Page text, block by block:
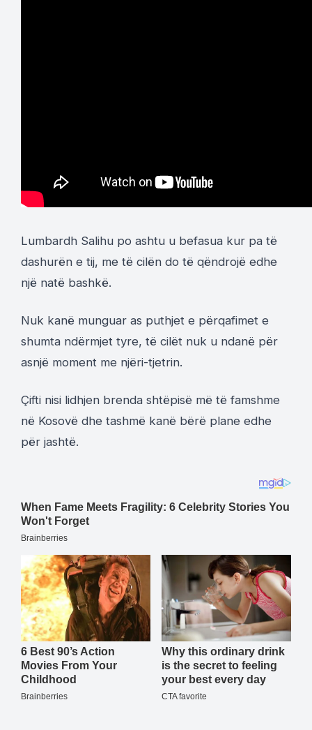
Lumbardh Salihu po ashtu u befasua kur pa të
dashurën e tij, me të cilën do të qëndrojë edhe
një natë bashkë.
Nuk kanë munguar as puthjet e përqafimet e
shumta ndërmjet tyre, të cilët nuk u ndanë për
asnjë moment me njëri-tjetrin.
Çifti nisi lidhjen brenda shtëpisë më të famshme
në Kosovë dhe tashmë kanë bërë plane edhe
për jashtë.